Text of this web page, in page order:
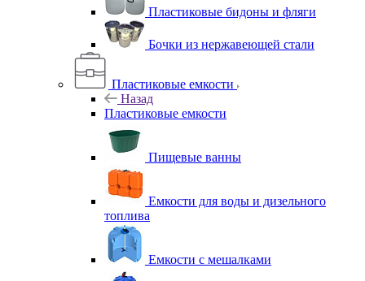
Пластиковые бидоны и фляги
Бочки из нержавеющей стали
Пластиковые емкости
Назад
Пластиковые емкости
Пищевые ванны
Емкости для воды и дизельного
топлива
Емкости с мешалками